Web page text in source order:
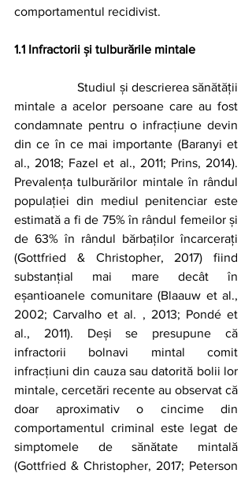
comportamentul recidivist.
1.1 Infractorii și tulburările mintale
		Studiul și descrierea sănătății
mintale a acelor persoane care au fost
condamnate pentru o infracțiune devin
din ce în ce mai importante (Baranyi et
al., 2018; Fazel et al., 2011; Prins, 2014).
Prevalența tulburărilor mintale în rândul
populației din mediul penitenciar este
estimată a fi de 75% în rândul femeilor și
de 63% în rândul bărbaților încarcerați
(Gottfried & Christopher, 2017) fiind
substanțial mai mare decât în
eșantioanele comunitare (Blaauw et al.,
2002; Carvalho et al. , 2013; Pondé et
al., 2011). Deși se presupune că
infractorii bolnavi mintal comit
infracțiuni din cauza sau datorită bolii lor
mintale, cercetări recente au observat că
doar aproximativ o cincime din
comportamentul criminal este legat de
simptomele de sănătate mintală
(Gottfried & Christopher, 2017; Peterson